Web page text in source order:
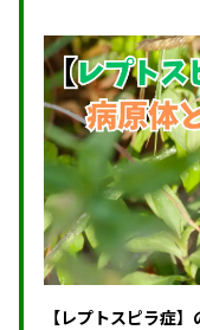
【レプトスピラ症